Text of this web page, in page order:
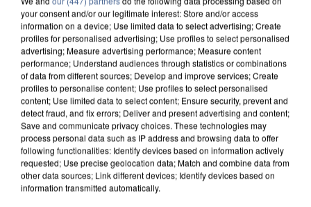
8h00
Un second cadre de la DZ Mafia interpellé en
Algérie
Un cofondateur du réseau avait été interpellé
quelques jours plus tôt.
your consent and/or our legitimate interest: Store and/or access
information on a device; Use limited data to select advertising; Create
profiles for personalised advertising; Use profiles to select personalised
advertising; Measure advertising performance; Measure content
performance; Understand audiences through statistics or combinations
of data from different sources; Develop and improve services; Create
profiles to personalise content; Use profiles to select personalised
content; Use limited data to select content; Ensure security, prevent and
detect fraud, and fix errors; Deliver and present advertising and content;
Save and communicate privacy choices. These technologies may
process personal data such as IP address and browsing data to offer
following functionalities: Identify devices based on information actively
requested; Use precise geolocation data; Match and combine data from
other data sources; Link different devices; Identify devices based on
information transmitted automatically.